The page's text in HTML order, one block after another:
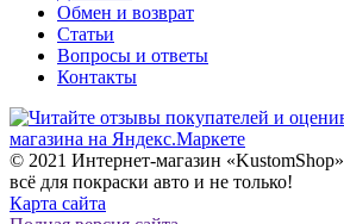
Обмен и возврат
Статьи
Вопросы и ответы
Контакты
© 2021 Интернет-магазин «KustomShop»
всё для покраски авто и не только!
Карта сайта